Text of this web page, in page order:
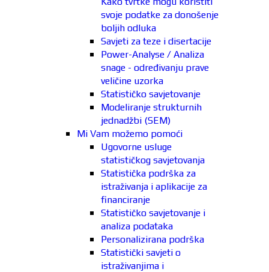
svoje podatke za donošenje
boljih odluka
Savjeti za teze i disertacije
Power-Analyse / Analiza
snage - određivanju prave
veličine uzorka
Statističko savjetovanje
Modeliranje strukturnih
jednadžbi (SEM)
Mi Vam možemo pomoći
Ugovorne usluge
statističkog savjetovanja
Statistička podrška za
istraživanja i aplikacije za
financiranje
Statističko savjetovanje i
analiza podataka
Personalizirana podrška
Statistički savjeti o
istraživanjima i